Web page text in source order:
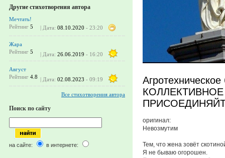
Другие стихотворения автора
Мечтать!
Рейтинг 5 | Дата: 08.10.2020 - 23:20
Жара
Рейтинг 5 | Дата: 26.06.2019 - 16:20
Август
Рейтинг 4.8 | Дата: 02.08.2023 - 09:19
Все стихотворения автора
Поиск по сайту
на сайте: в интернете:
оригинал:
Невозмутим
Тем, что жена зовёт
Я не бываю огорошен.